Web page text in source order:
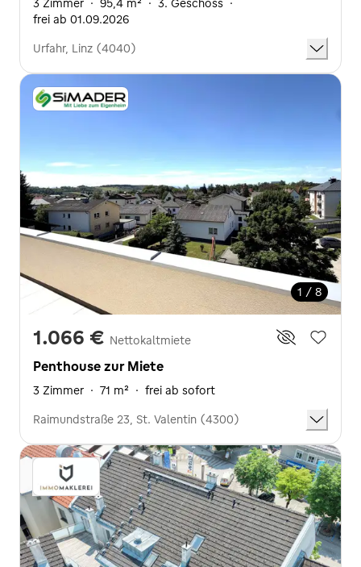
frei ab 01.09.2026
Urfahr, Linz (4040)
1 / 8
1.066 € Nettokaltmiete
Penthouse zur Miete
3 Zimmer · 71 m² · frei ab sofort
Raimundstraße 23, St. Valentin (4300)